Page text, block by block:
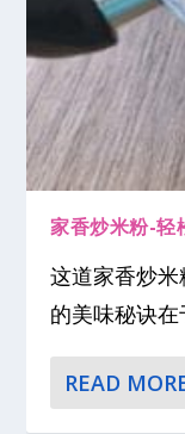
家香炒米粉-轻
这道家香炒
的美味秘诀
READ